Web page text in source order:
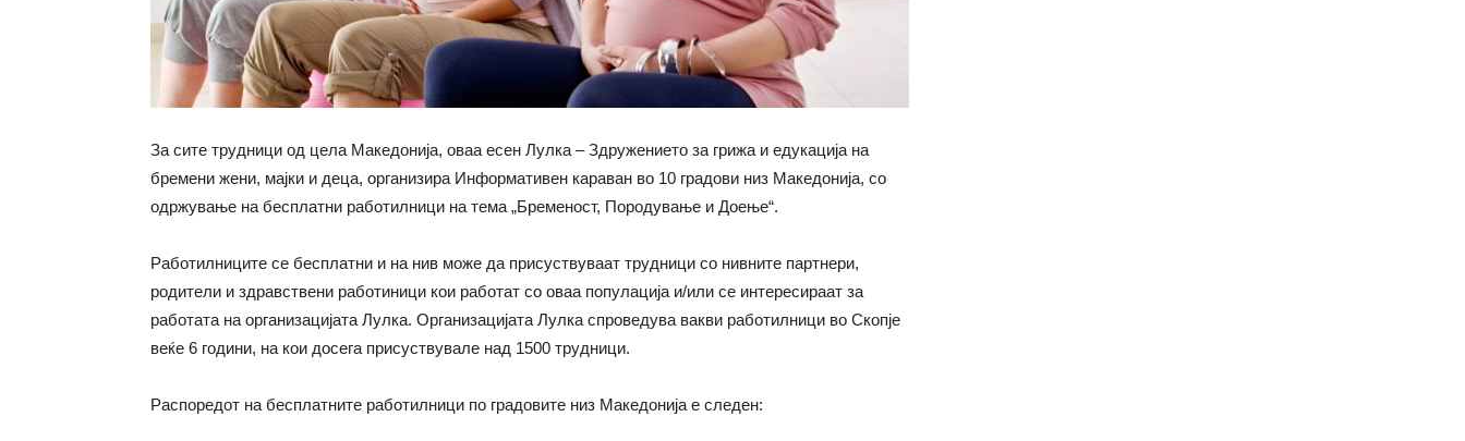
За сите трудници од цела Македонија, оваа есен Лулка – Здружението за грижа и едукација на
бремени жени, мајки и деца, организира Информативен караван во 10 градови низ Македонија, со
одржување на бесплатни работилници на тема „Бременост, Породување и Доење“.
Работилниците се бесплатни и на нив може да присуствуваат трудници со нивните партнери,
родители и здравствени работиници кои работат со оваа популација и/или се интересираат за
работата на организацијата Лулка. Организацијата Лулка спроведува вакви работилници во Скопје
веќе 6 години, на кои досега присуствувале над 1500 трудници.
Распоредот на бесплатните работилници по градовите низ Македонија е следен: